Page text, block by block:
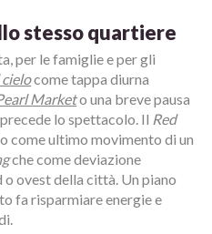
stesso quartiere
per le famiglie e per gli
cielocome tappa diurna
Marketo una breve pausa
lo spettacolo. Il Red
come ultimo movimento di un
che come deviazione
ovest della città. Un piano
fa risparmiare energie e